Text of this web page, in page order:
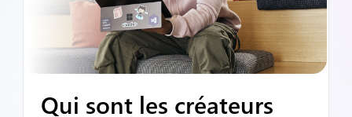
Qui sont les créateurs